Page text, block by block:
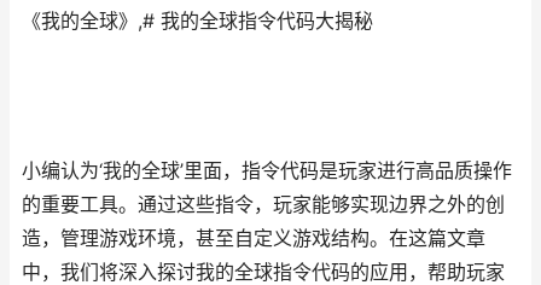
《我的全球》,# 我的全球指令代码大揭秘
小编认为‘我的全球’里面，指令代码是玩家进行高品质操作
的重要工具。通过这些指令，玩家能够实现边界之外的创
造，管理游戏环境，甚至自定义游戏结构。在这篇文章
中，我们将深入探讨我的全球指令代码的应用，帮助玩家